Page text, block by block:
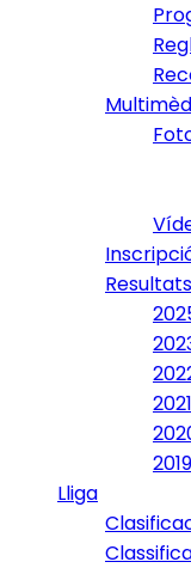
Resultats
2021
2019
Lliga